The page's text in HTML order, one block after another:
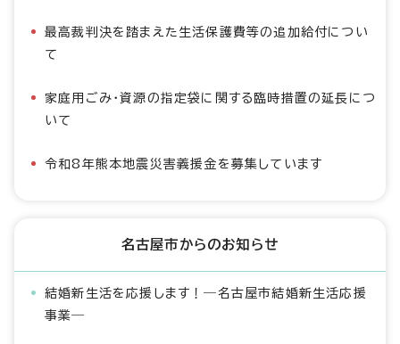
最高裁判決を踏まえた生活保護費等の追加給付につい
て
家庭用ごみ・資源の指定袋に関する臨時措置の延長につ
いて
令和8年熊本地震災害義援金を募集しています
名古屋市からのお知らせ
結婚新生活を応援します！―名古屋市結婚新生活応援
事業―